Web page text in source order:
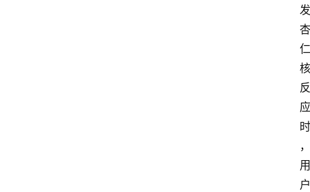
发
杏
仁
核
反
应
时
，
用
户